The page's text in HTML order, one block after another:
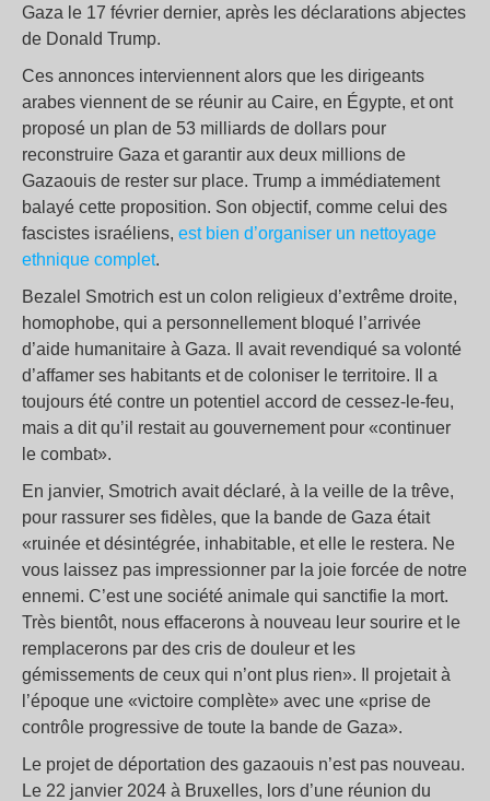
Gaza le 17 février dernier, après les déclarations abjectes
de Donald Trump.
Ces annonces interviennent alors que les dirigeants
arabes viennent de se réunir au Caire, en Égypte, et ont
proposé un plan de 53 milliards de dollars pour
reconstruire Gaza et garantir aux deux millions de
Gazaouis de rester sur place. Trump a immédiatement
balayé cette proposition. Son objectif, comme celui des
fascistes israéliens, est bien d’organiser un nettoyage
ethnique complet.
Bezalel Smotrich est un colon religieux d’extrême droite,
homophobe, qui a personnellement bloqué l’arrivée
d’aide humanitaire à Gaza. Il avait revendiqué sa volonté
d’affamer ses habitants et de coloniser le territoire. Il a
toujours été contre un potentiel accord de cessez-le-feu,
mais a dit qu’il restait au gouvernement pour «continuer
le combat».
En janvier, Smotrich avait déclaré, à la veille de la trêve,
pour rassurer ses fidèles, que la bande de Gaza était
«ruinée et désintégrée, inhabitable, et elle le restera. Ne
vous laissez pas impressionner par la joie forcée de notre
ennemi. C’est une société animale qui sanctifie la mort.
Très bientôt, nous effacerons à nouveau leur sourire et le
remplacerons par des cris de douleur et les
gémissements de ceux qui n’ont plus rien». Il projetait à
l’époque une «victoire complète» avec une «prise de
contrôle progressive de toute la bande de Gaza».
Le projet de déportation des gazaouis n’est pas nouveau.
Le 22 janvier 2024 à Bruxelles, lors d’une réunion du